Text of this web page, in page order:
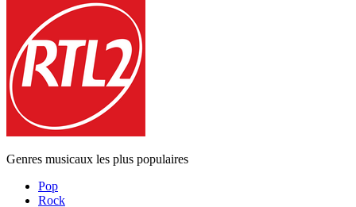
Genres musicaux les plus populaires
Pop
Rock